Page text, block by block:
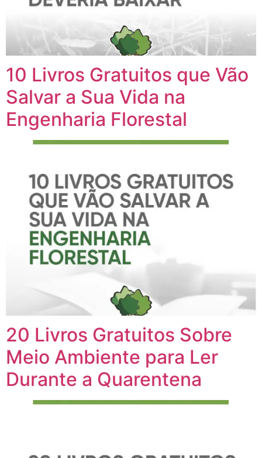
10 Livros Gratuitos que Vão
Salvar a Sua Vida na
Engenharia Florestal
20 Livros Gratuitos Sobre
Meio Ambiente para Ler
Durante a Quarentena